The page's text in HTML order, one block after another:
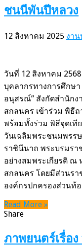
ชนนีพันปีหลวง
12 สิงหาคม 2025 งา
วันที่ 12 สิงหาคม
บุคลากรทางการศึกษา
อนุสรณ์” สังกัดสำนัก
สกลนคร เข้าร่วม พิธี
พร้อมทั้งร่วม พิธีจุดเที
วันเฉลิมพระชนมพรร
ราชินีนาถ พระบรมร
อย่างสมพระเกียรติ ณ
สกลนคร โดยมีส่วนรา
องค์กรปกครองส่วนท้
Read More »
Share
ภาพยนตร์เรื่อง